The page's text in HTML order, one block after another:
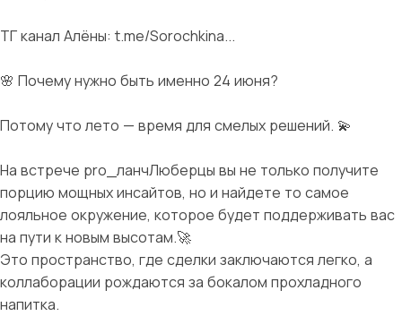
ТГ канал Алёны: t.me/Sorochkina...
🌸 Почему нужно быть именно 24 июня?
Потому что лето — время для смелых решений. 💫
На встрече pro_ланчЛюберцы вы не только получите
порцию мощных инсайтов, но и найдете то самое
лояльное окружение, которое будет поддерживать вас
на пути к новым высотам.🚀
Это пространство, где сделки заключаются легко, а
коллаборации рождаются за бокалом прохладного
напитка.